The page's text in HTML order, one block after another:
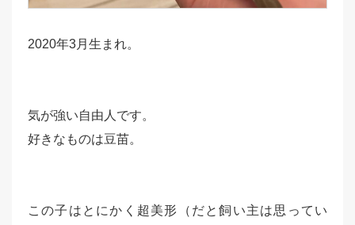
2020年3月生まれ。
気が強い自由人です。
好きなものは豆苗。
この子はとにかく超美形（だと飼い主は思ってい